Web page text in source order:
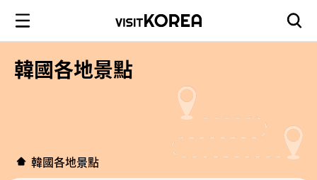
韓國各地景點
韓國各地景點